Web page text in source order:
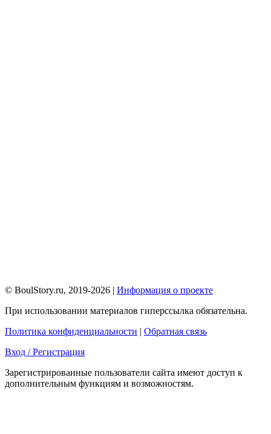
© BoulStory.ru, 2019-2026 | Информация о проекте
При использовании материалов гиперссылка обязательна.
Политика конфиденциальности | Обратная связь
Вход / Регистрация
Зарегистрированные пользователи сайта имеют доступ к
дополнительным функциям и возможностям.